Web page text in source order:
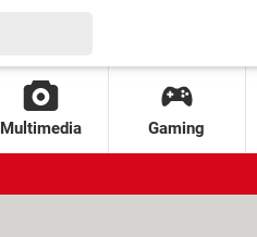
Multimedia Gaming